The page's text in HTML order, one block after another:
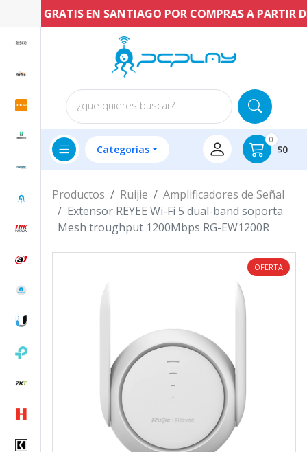
GRATIS EN SANTIAGO POR COMPRAS A PARTIR DE
¿que quieres buscar?
Categorías
0
$0
Productos Ruijie
Amplificadores de Señal
Extensor REYEE Wi-Fi 5 dual-band soporta
Mesh troughput 1200Mbps RG-EW1200R
OFERTA